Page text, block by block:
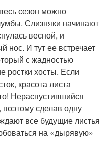
сезон можно
Слизняки начинают
весной, и
нос. И тут ее встречает
с жадностью
ростки хосты. Если
красота листа
Нераспустившийся
поэтому сделав одну
все будущие листья
на «дырявую»